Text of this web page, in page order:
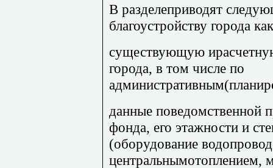
В разделеприводят
благоустройству города
существующую
города, в том числе по
данные поведомственной
фонда, его этажности и
(оборудование
центральнымотоплением,